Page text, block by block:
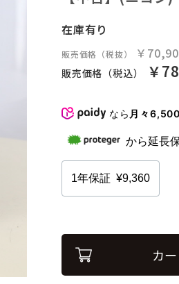
在庫有り
販売価格（税抜） ￥
販売価格（税込） ￥
なら 月々
カ